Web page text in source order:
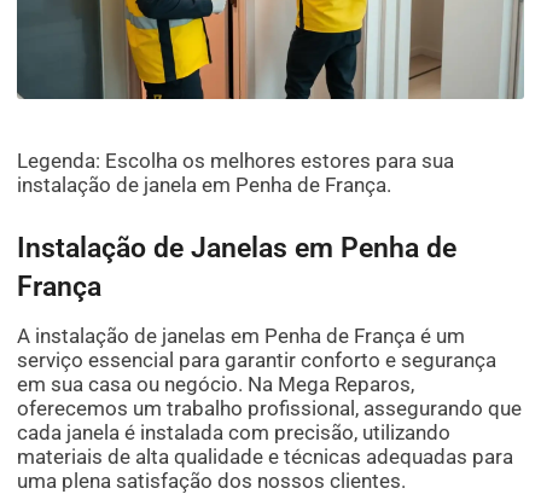
Legenda: Escolha os melhores estores para sua
instalação de janela em Penha de França.
Instalação de Janelas em Penha de
França
A instalação de janelas em Penha de França é um
serviço essencial para garantir conforto e segurança
em sua casa ou negócio. Na Mega Reparos,
oferecemos um trabalho profissional, assegurando que
cada janela é instalada com precisão, utilizando
materiais de alta qualidade e técnicas adequadas para
uma plena satisfação dos nossos clientes.